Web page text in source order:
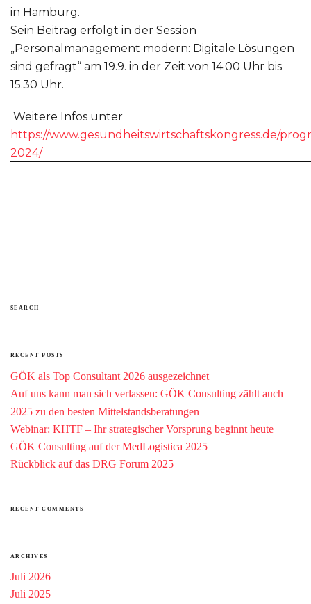
in Hamburg.
Sein Beitrag erfolgt in der Session
„Personalmanagement modern: Digitale Lösungen
sind gefragt“ am 19.9. in der Zeit von 14.00 Uhr bis
15.30 Uhr.
Weitere Infos unter
https://www.gesundheitswirtschaftskongress.de/
2024/
SEARCH
RECENT POSTS
GÖK als Top Consultant 2026 ausgezeichnet
Auf uns kann man sich verlassen: GÖK Consulting zählt auch
2025 zu den besten Mittelstandsberatungen
Webinar: KHTF – Ihr strategischer Vorsprung beginnt heute
GÖK Consulting auf der MedLogistica 2025
Rückblick auf das DRG Forum 2025
RECENT COMMENTS
ARCHIVES
Juli 2026
Juli 2025